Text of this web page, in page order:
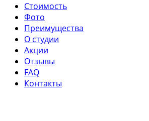
Стоимость
Фото
Преимущества
О студии
Акции
Отзывы
FAQ
Контакты